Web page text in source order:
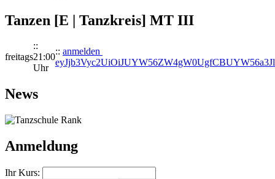
Tanzen [E | Tanzkreis] MT III
freitags
::
21:00
Uhr
:: anmelden
News
Anmeldung
Ihr Kurs: